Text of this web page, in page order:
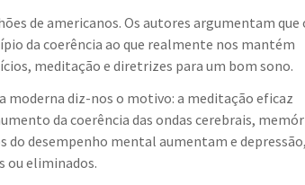
de americanos. Os autores argumentam que
da coerência ao que realmente nos mantém
meditação e diretrizes para um bom sono.
moderna diz-nos o motivo: a meditação eficaz
da coerência das ondas cerebrais,
do desempenho mental aumentam e depressão,
ou eliminados.